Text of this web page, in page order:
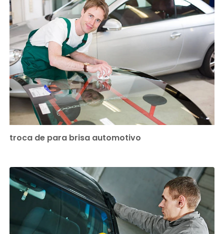
troca de para brisa automotivo